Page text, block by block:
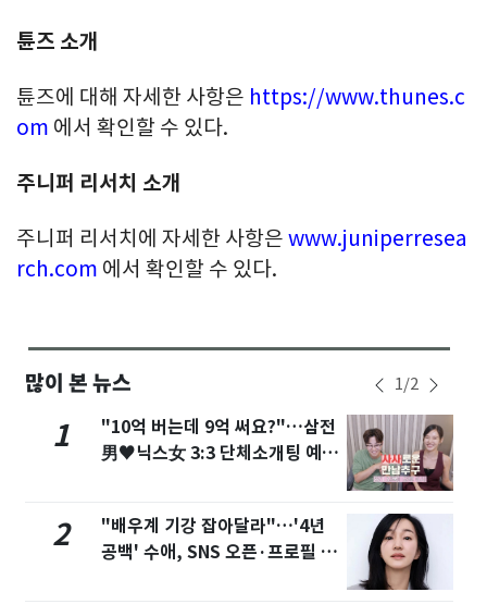
튠즈 소개
튠즈에 대해 자세한 사항은 https://www.thunes.c
om 에서 확인할 수 있다.
주니퍼 리서치 소개
주니퍼 리서치에 자세한 사항은 www.juniperresea
rch.com 에서 확인할 수 있다.
많이 본 뉴스 1/2
1
"10억 버는데 9억 써요?"…삼전
男♥닉스女 3:3 단체소개팅 예능
2
"배우계 기강 잡아달라"…'4년
공백' 수애, SNS 오픈·프로필 공